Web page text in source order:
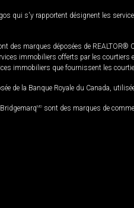
qui s'y rapportent désignent les
des marques déposées de
immobiliers offerts par les
immobiliers que fournissent les
de la Banque Royale du Canada,
MD sont des marques de